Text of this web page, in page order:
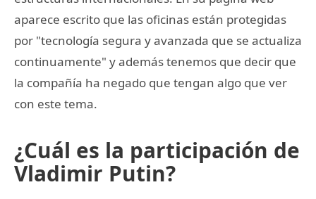
aparece escrito que las oficinas están protegidas
por "tecnología segura y avanzada que se actualiza
continuamente" y además tenemos que decir que
la compañía ha negado que tengan algo que ver
con este tema.
¿Cuál es la participación de
Vladimir Putin?